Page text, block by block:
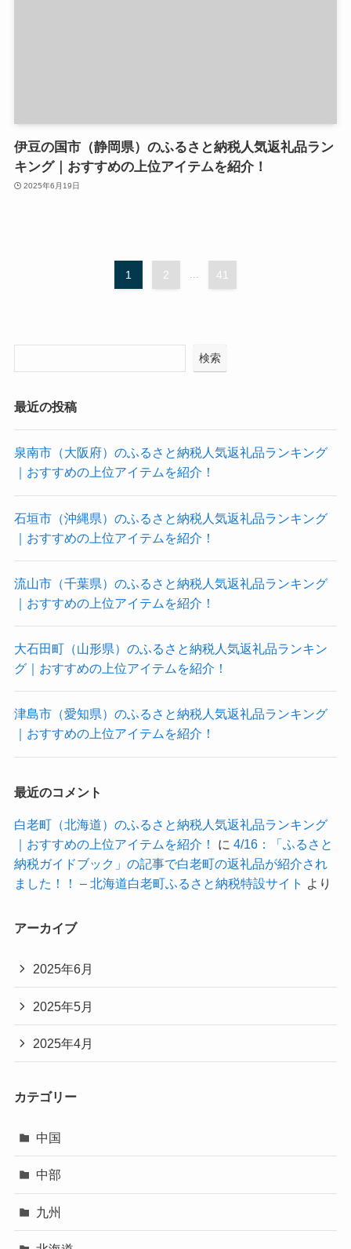
伊豆の国市（静岡県）のふるさと納税人気返礼品ラン
キング｜おすすめの上位アイテムを紹介！
2025年6月19日
1 2 ... 41
検索
最近の投稿
泉南市（大阪府）のふるさと納税人気返礼品ランキング
｜おすすめの上位アイテムを紹介！
石垣市（沖縄県）のふるさと納税人気返礼品ランキング
｜おすすめの上位アイテムを紹介！
流山市（千葉県）のふるさと納税人気返礼品ランキング
｜おすすめの上位アイテムを紹介！
大石田町（山形県）のふるさと納税人気返礼品ランキン
グ｜おすすめの上位アイテムを紹介！
津島市（愛知県）のふるさと納税人気返礼品ランキング
｜おすすめの上位アイテムを紹介！
最近のコメント
白老町（北海道）のふるさと納税人気返礼品ランキング
｜おすすめの上位アイテムを紹介！
に 4/16：「ふるさと
納税ガイドブック」の記事で白老町の返礼品が紹介され
ました！！ – 北海道白老町ふるさと納税特設サイト より
アーカイブ
2025年6月
2025年5月
2025年4月
カテゴリー
中国
中部
九州